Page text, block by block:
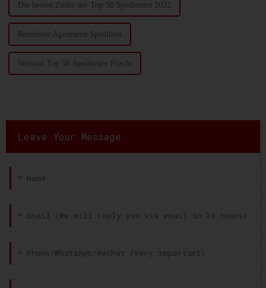
Die besten Zitate der Top 50 Spediteure 2022
Berühmte Agenturen Spedition
Versand Top 50 Spediteure Fracht
Leave Your Message